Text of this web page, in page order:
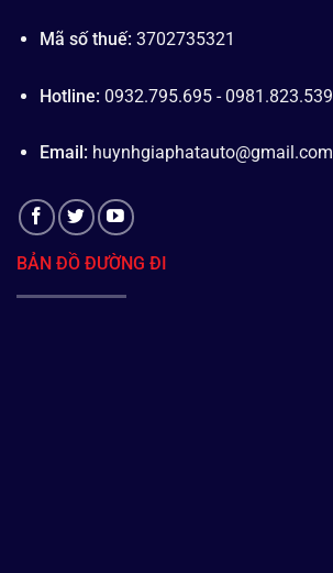
Mã số thuế: 3702735321
Hotline: 0932.795.695 - 0981.823.539
Email: huynhgiaphatauto@gmail.com
BẢN ĐỒ ĐƯỜNG ĐI